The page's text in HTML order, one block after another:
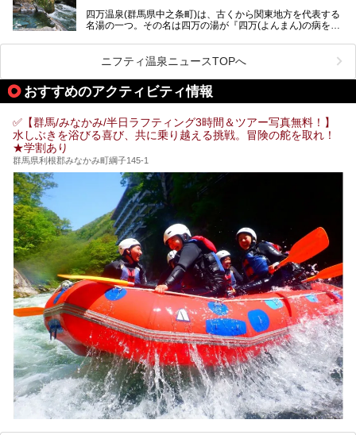
肌湯をはじめ、館内の魅力をたっぷりとご紹介します！
四万温泉(群馬県中之条町)は、古くから関東地方を代表する
名湯の一つ。その名は四万の湯が『四万(よんまん)の病を癒
観光客で賑わう人気温泉地です。
「中生館」は四万温泉最奥に位置し、秘境感漂う老舗宿。泉
質の良さ(特に美人湯効果)に定評があり、知る人ぞ知る穴場
的存在です。今回は筆者自ら宿泊し、自慢の温泉をはじめ食
事・客室・共有スペースなど、宿の全貌を徹底紹介します。
ニフティ温泉ニュースTOPへ
おすすめのアクティビティ情報
✅【群馬/みなかみ/半日ラフティング3時間＆ツアー写真無料！】
水しぶきを浴びる喜び、共に乗り越える挑戦。冒険の舵を取れ！
★学割あり
群馬県利根郡みなかみ町綱子145-1